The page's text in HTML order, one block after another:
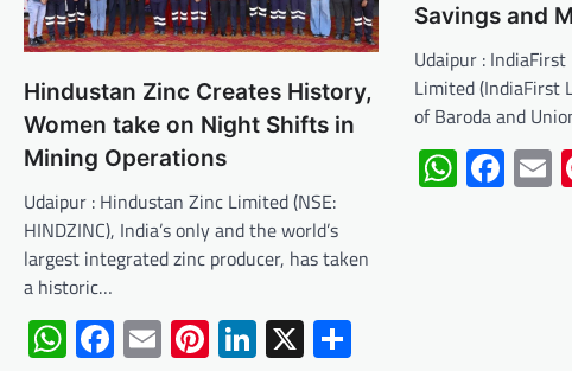
Hindustan Zinc Creates History,
Women take on Night Shifts in
Mining Operations
Udaipur : Hindustan Zinc Limited (NSE:
HINDZINC), India’s only and the world’s
largest integrated zinc producer, has taken
a historic…
WhatsApp
Facebook
EmailPinterest
LinkedIn
X
Savings and
Udaipur :
Limited (IndiaFirst
of Baroda and